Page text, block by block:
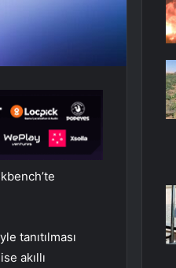
tanıtılması
akıllı